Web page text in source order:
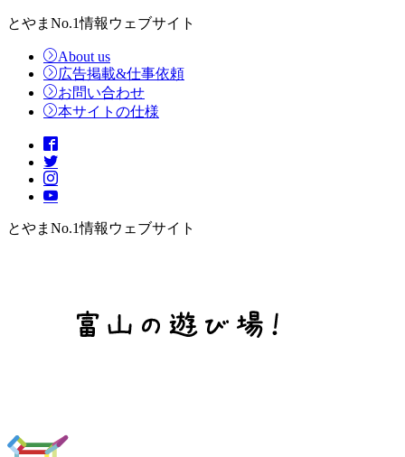
とやまNo.1情報ウェブサイト
About us
広告掲載&仕事依頼
お問い合わせ
本サイトの仕様
とやまNo.1情報ウェブサイト